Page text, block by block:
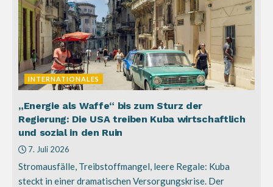
INTERNATIONALES
„Energie als Waffe“ bis zum Sturz der
Regierung: Die USA treiben Kuba wirtschaftlich
und sozial in den Ruin
7. Juli 2026
Stromausfälle, Treibstoffmangel, leere Regale: Kuba
steckt in einer dramatischen Versorgungskrise. Der